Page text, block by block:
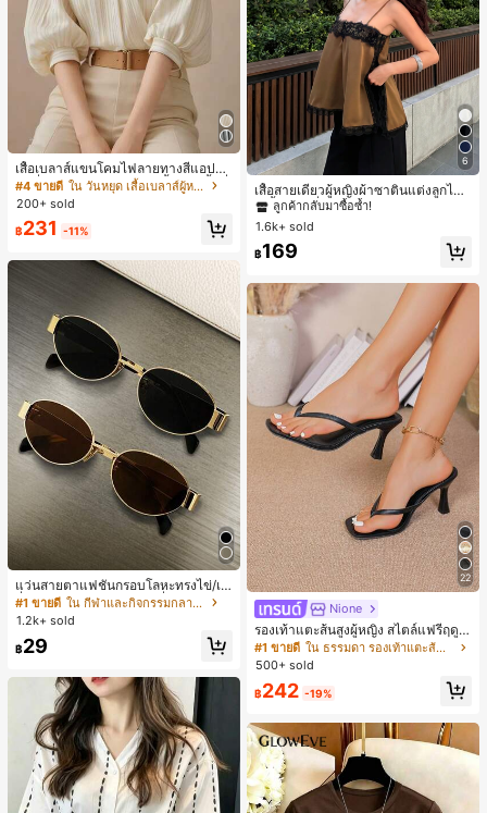
เสื้อเบลาส์แขนโคมไฟลายทางสีแอปริค
อตที่หรูหราสำหรับผู้หญิง, เสื้อแขนสั้นที่
ใช้ได้หลากหลายสำหรับการเดินทาง, ตั
ดแบบสุ่มสำหรับฤดูร้อน
#4 ขายดี
ใน วันหยุด เสื้อเบลาส์ผู้หญิง
200+ sold
฿231 -11%
แว่นสายตาแฟชั่นกรอบโลหะทรงไข่/เห
ลี่ยมสำหรับผู้หญิง (กรอบครึ่ง), เหมาะ
สำหรับใส่ในชีวิตประจำวันและกิจกรรม
กลางแจ้ง
#1 ขายดี
ใน กีฬาและกิจกรรมกลางแจ้ง
1.2k+ sold
฿29
6
เสื้อสายเดี่ยวผู้หญิงผ้าซาตินแต่งลูกไม้
- เสื้อสายเดี่ยวฤดูร้อนสีคากีมีรอยผ่าด้า
นข้างที่น่าดึงดูดแบบสบายๆ
#1 ขายดี
ใน สีกากี เสื้อสตรี เสื้อเบลาส์ & Tee
ลูกค้ากลับมาซื้อซ้ำ!
#1 ขายดี
ลูกค้ากลับมาซื้อซ้ำ!
#1 ขายดี
ลูกค้ากลับมาซื้อซ้ำ!
#1 ขายดี
ใน สีกากี เสื้อสตรี เสื้อเบลาส์ & Tee
1.6k+ sold
฿169
22
Nione
รองเท้าแตะส้นสูงผู้หญิง สไตล์แฟรี่ฤดูร้
อน ส้นบาง แบบคีบ แต่งสายคาดผม รอ
งเท้าแตะชายหาดสำหรับเที่ยวพักผ่อน
#1 ขายดี
ใน ธรรมดา รองเท้าแตะส้นสูงผู้หญิง
500+ sold
฿242 -19%